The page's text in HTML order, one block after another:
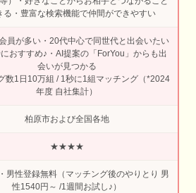
る・豊富な検索機能で仲間ができやすい
員が多い・20代中心で同世代と出会いたい
おすすめ♪・AI提案の「ForYou」からも出
会いが見つかる
数1日10万組 / 1秒に1組マッチング（*2024
年度 自社集計）
柏原市および全国各地
★★★★
男性登録無料（マッチング後のやりとり 男
性1540円～ /1週間お試し♪）